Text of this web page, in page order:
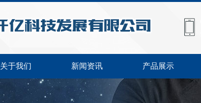
关于我们 新闻资讯 产品展示